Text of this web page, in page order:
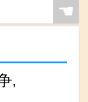
☚
,